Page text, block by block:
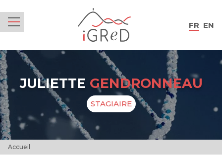
FR EN
JULIETTE GENDRONNEAU
STAGIAIRE
Accueil